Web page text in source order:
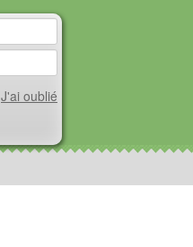
J'ai oublié